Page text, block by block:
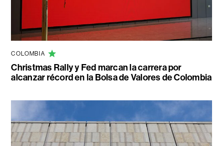
COLOMBIA
Christmas Rally y Fed marcan la carrera por
alcanzar récord en la Bolsa de Valores de Colombia